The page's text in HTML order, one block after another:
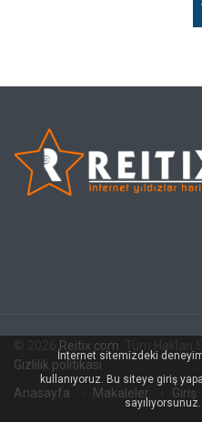
Reitix.com
Gizlilik politikası
Anasayfa
Makaleler Giriş
İnternet sitemizdeki
kullanıyoruz. Bu siteye giriş
sayılıyorsunuz.